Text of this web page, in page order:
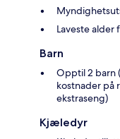
Laveste alder
Barn
Opptil 2 barn
kostnader på
ekstraseng)
Kjæledyr